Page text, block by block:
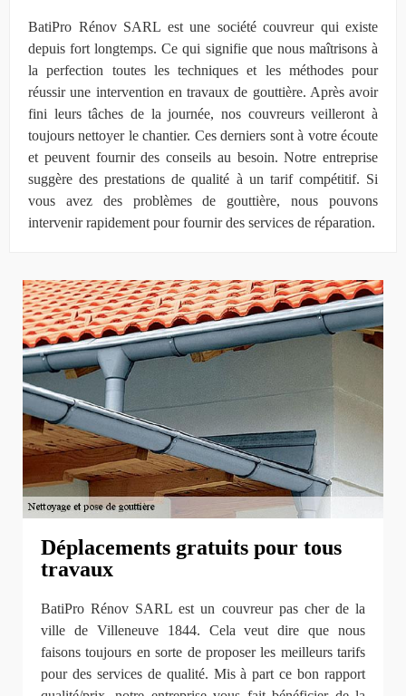
BatiPro Rénov SARL est une société couvreur qui existe
depuis fort longtemps. Ce qui signifie que nous maîtrisons à
la perfection toutes les techniques et les méthodes pour
réussir une intervention en travaux de gouttière. Après avoir
fini leurs tâches de la journée, nos couvreurs veilleront à
toujours nettoyer le chantier. Ces derniers sont à votre écoute
et peuvent fournir des conseils au besoin. Notre entreprise
suggère des prestations de qualité à un tarif compétitif. Si
vous avez des problèmes de gouttière, nous pouvons
intervenir rapidement pour fournir des services de réparation.
Déplacements gratuits pour tous
travaux
BatiPro Rénov SARL est un couvreur pas cher de la
ville de Villeneuve 1844. Cela veut dire que nous
faisons toujours en sorte de proposer les meilleurs tarifs
pour des services de qualité. Mis à part ce bon rapport